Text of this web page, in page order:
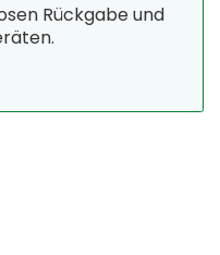
Rückgabe und